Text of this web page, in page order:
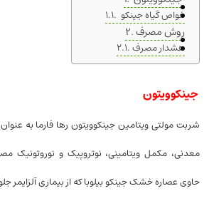
خواص گیاه جینکو
روش مصرف
هشدار مصرف
جینکوویتون
شربت مولتی ویتامین جینکوویتون رها فارما به
معدنی، مکمل ویتامینی، نوتروپیک و
حاوی عصاره خشک جینکو بیلوبا که از بیماری آلزایمر